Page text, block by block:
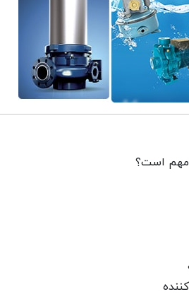
مهم است؟